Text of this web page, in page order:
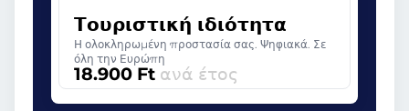
Τουριστική ιδιότητα
Η ολοκληρωμένη προστασία σας. Ψηφιακά. Σε
όλη την Ευρώπη
18.900 Ft ανά έτος